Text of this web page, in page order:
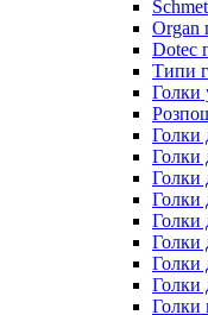
Organ
Dotec
Типи
Голки
Голки
Голки
Голки
Голки
Голки
Голки
Голки
Голки
Голки